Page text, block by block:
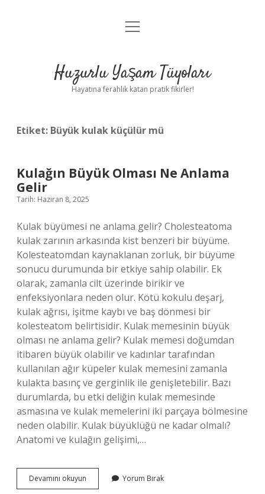
Anasayfa
Yasal Uyarı
menüyü
Huzurlu Yaşam Tüyoları
Hayatına ferahlık katan pratik fikirler!
Etiket: Büyük kulak küçülür mü
Kulağın Büyük Olması Ne Anlama
Gelir
Tarih: Haziran 8, 2025
Kulak büyümesi ne anlama gelir? Cholesteatoma
kulak zarının arkasında kist benzeri bir büyüme.
Kolesteatomdan kaynaklanan zorluk, bir büyüme
sonucu durumunda bir etkiye sahip olabilir. Ek
olarak, zamanla cilt üzerinde birikir ve
enfeksiyonlara neden olur. Kötü kokulu deşarj,
kulak ağrısı, işitme kaybı ve baş dönmesi bir
kolesteatom belirtisidir. Kulak memesinin büyük
olması ne anlama gelir? Kulak memesi doğumdan
itibaren büyük olabilir ve kadınlar tarafından
kullanılan ağır küpeler kulak memesini zamanla
kulakta basınç ve gerginlik ile genişletebilir. Bazı
durumlarda, bu etki deliğin kulak memesinde
asmasına ve kulak memelerini iki parçaya bölmesine
neden olabilir. Kulak büyüklüğü ne kadar olmalı?
Anatomi ve kulağın gelişimi,…
Devamını okuyun
Büyük
Yorum Bırak